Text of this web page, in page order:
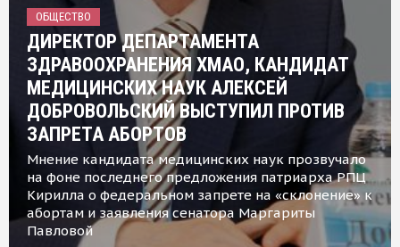
ОБЩЕСТВО
ДИРЕКТОР ДЕПАРТАМЕНТА
ЗДРАВООХРАНЕНИЯ ХМАО, КАНДИДАТ
МЕДИЦИНСКИХ НАУК АЛЕКСЕЙ
ДОБРОВОЛЬСКИЙ ВЫСТУПИЛ ПРОТИВ
ЗАПРЕТА АБОРТОВ
Мнение кандидата медицинских наук прозвучало
на фоне последнего предложения патриарха РПЦ
Кирилла о федеральном запрете на «склонение» к
абортам и заявления сенатора Маргариты
Павловой